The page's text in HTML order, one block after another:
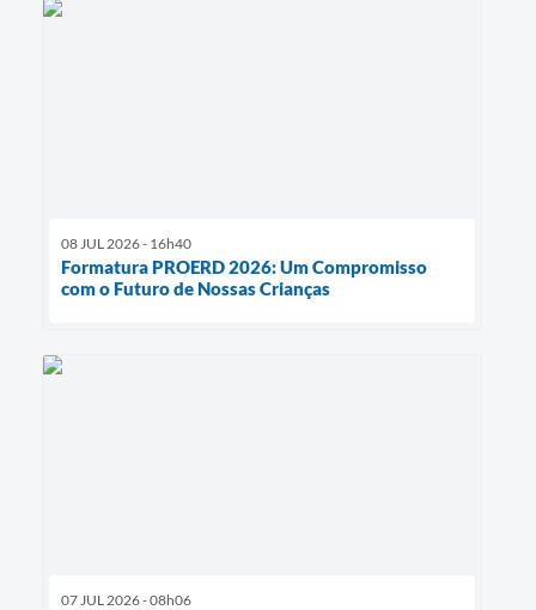
08 JUL 2026 - 16h40
Formatura PROERD 2026: Um Compromisso
com o Futuro de Nossas Crianças
07 JUL 2026 - 08h06